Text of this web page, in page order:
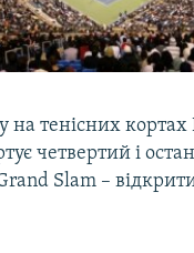
тенісних кортах
четвертий і
Grand Slam –